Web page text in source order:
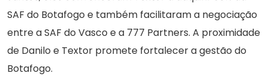
SAF do Botafogo e também facilitaram a negociação
entre a SAF do Vasco e a 777 Partners. A proximidade
de Danilo e Textor promete fortalecer a gestão do
Botafogo.